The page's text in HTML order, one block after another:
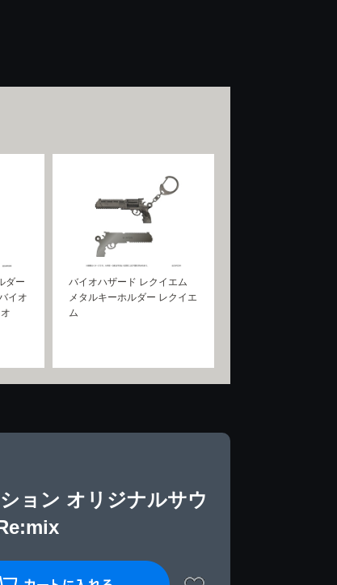
ダー
イオ
バイオハザード レクイエム
メタルキーホルダー レクイエ
ム
ョン オリジナルサウ